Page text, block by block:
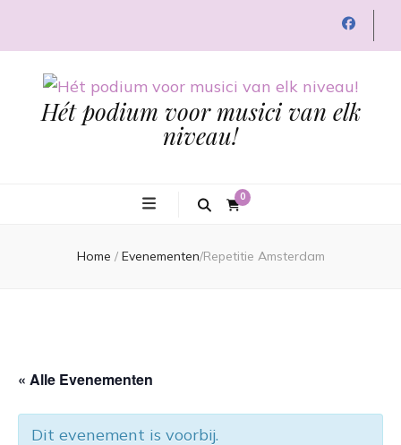
Hét podium voor musici van elk
niveau!
0
Home / Evenementen/Repetitie Amsterdam
« Alle Evenementen
Dit evenement is voorbij.